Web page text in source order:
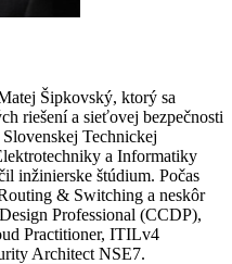
Šipkovský, ktorý sa
riešení a sieťovej bezpečnosti
Technickej
a Informatiky
inžinierske štúdium. Počas
& Switching a neskôr
Professional (CCDP),
Practitioner, ITILv4
Architect NSE7.